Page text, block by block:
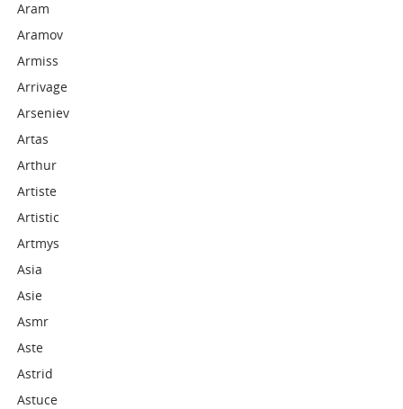
Aram
Aramov
Armiss
Arrivage
Arseniev
Artas
Arthur
Artiste
Artistic
Artmys
Asia
Asie
Asmr
Aste
Astrid
Astuce